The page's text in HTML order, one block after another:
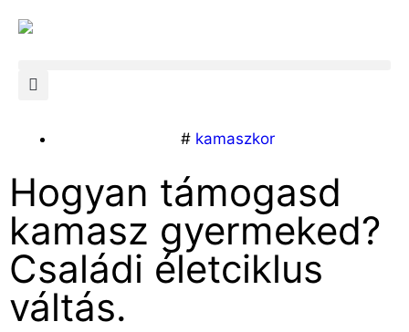
# kamaszkor
Hogyan támogasd
kamasz gyermeked?
Családi életciklus
váltás.